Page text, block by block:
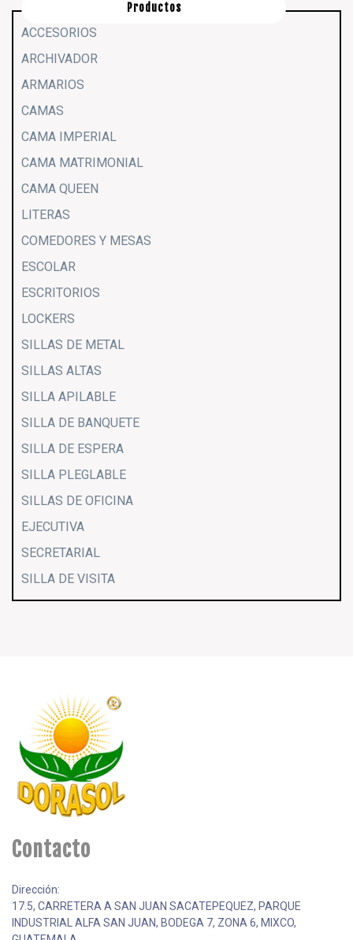
Productos
ACCESORIOS
ARCHIVADOR
ARMARIOS
CAMAS
CAMA IMPERIAL
CAMA MATRIMONIAL
CAMA QUEEN
LITERAS
COMEDORES Y MESAS
ESCOLAR
ESCRITORIOS
LOCKERS
SILLAS DE METAL
SILLAS ALTAS
SILLA APILABLE
SILLA DE BANQUETE
SILLA DE ESPERA
SILLA PLEGLABLE
SILLAS DE OFICINA
EJECUTIVA
SECRETARIAL
SILLA DE VISITA
Contacto
Dirección:
17.5, CARRETERA A SAN JUAN SACATEPEQUEZ, PARQUE
INDUSTRIAL ALFA SAN JUAN, BODEGA 7, ZONA 6, MIXCO,